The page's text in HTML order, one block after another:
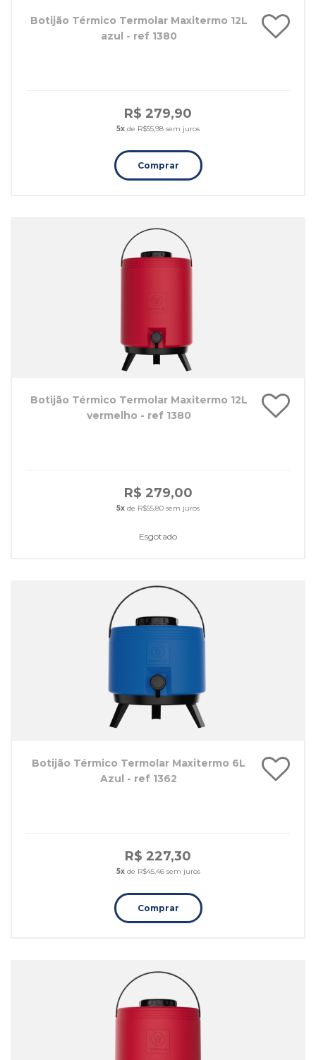
Botijão Térmico Termolar Maxitermo 12L
azul - ref 1380
R$ 279,90
5x de R$55,98 sem juros
Comprar
Botijão Térmico Termolar Maxitermo 12L
vermelho - ref 1380
R$ 279,00
5x de R$55,80 sem juros
Esgotado
Botijão Térmico Termolar Maxitermo 6L
Azul - ref 1362
R$ 227,30
5xde R$45,46 sem juros
Comprar